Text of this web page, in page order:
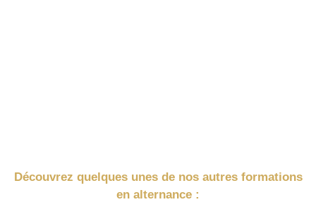
Découvrez quelques unes de nos autres formations
en alternance :